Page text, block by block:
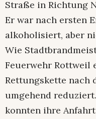
Straße in Richtung
Er war nach ersten
alkoholisiert, aber
Wie
Feuerwehr Rottweil
Rettungskette nach
umgehend
konnten ihre